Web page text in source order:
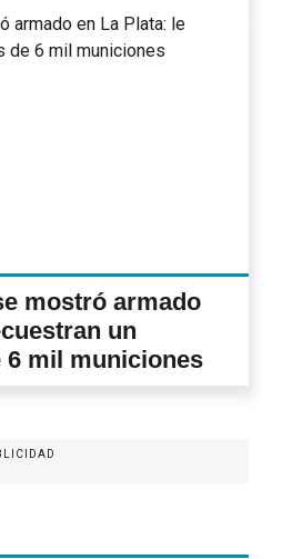
mostró armado
un
6 mil municiones